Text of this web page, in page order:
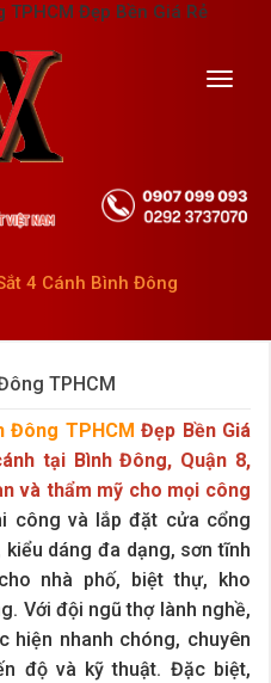
Đẹp Bền Giá Rẻ
4 Cánh Bình Đông
TPHCM
Đông TPHCM Đẹp Bền Giá
tại Bình Đông, Quận 8,
và thẩm mỹ cho mọi công
công và lắp đặt cửa cổng
dáng đa dạng, sơn tĩnh
nhà phố, biệt thự, kho
Với đội ngũ thợ lành nghề,
hiện nhanh chóng, chuyên
độ và kỹ thuật. Đặc biệt,